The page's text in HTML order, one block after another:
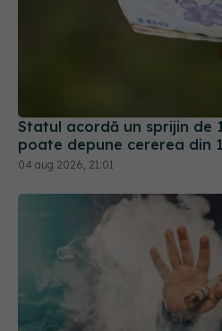
Statul acordă un sprijin de
poate depune cererea din
04 aug 2026, 21:01